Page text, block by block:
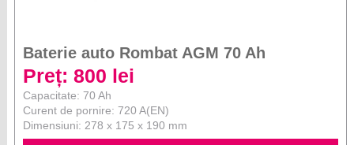
Baterie auto Rombat AGM 70 Ah
Preț: 800 lei
Capacitate: 70 Ah
Curent de pornire: 720 A(EN)
Dimensiuni: 278 x 175 x 190 mm